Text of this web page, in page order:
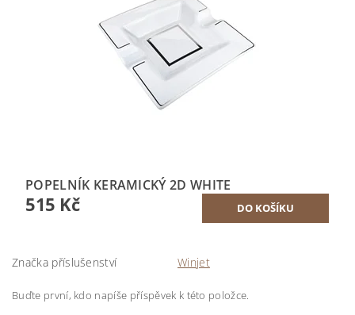
POPELNÍK KERAMICKÝ 2D WHITE
515 Kč
Značka příslušenství Winjet
Buďte první, kdo napíše příspěvek k této položce.